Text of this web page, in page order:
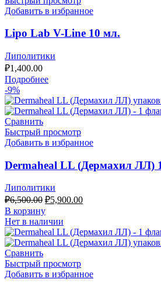
Добавить в избранное
Lipo Lab V-Line 10 мл.
Липолитики
₽1,400.00
Подробнее
-9%
Сравнить
Быстрый просмотр
Добавить в избранное
Dermaheal LL (Дермахил ЛЛ)
Липолитики
₽6,500.00 Первоначальная
цена
составляла
₽6,500.00.
₽5,900.00Текущая
В корзину
Нет в наличии
Сравнить
Быстрый просмотр
Добавить в избранное